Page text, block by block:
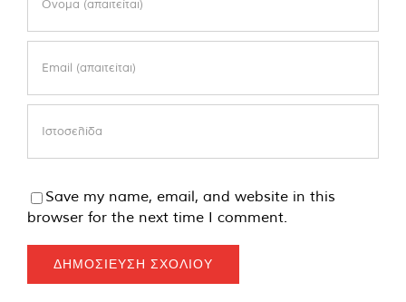
Save my name, email, and website in this
browser for the next time I comment.